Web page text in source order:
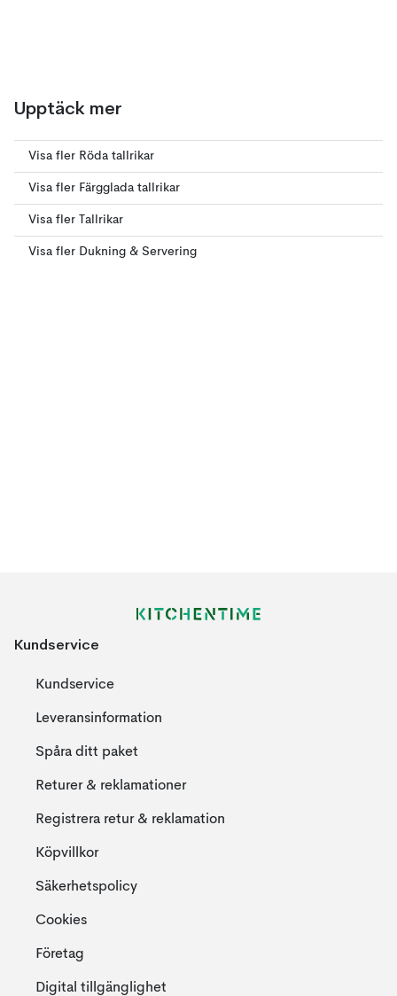
Upptäck mer
Visa fler Röda tallrikar
Visa fler Färgglada tallrikar
Visa fler Tallrikar
Visa fler Dukning & Servering
Kundservice
Kundservice
Leveransinformation
Spåra ditt paket
Returer & reklamationer
Registrera retur & reklamation
Köpvillkor
Säkerhetspolicy
Cookies
Företag
Digital tillgänglighet